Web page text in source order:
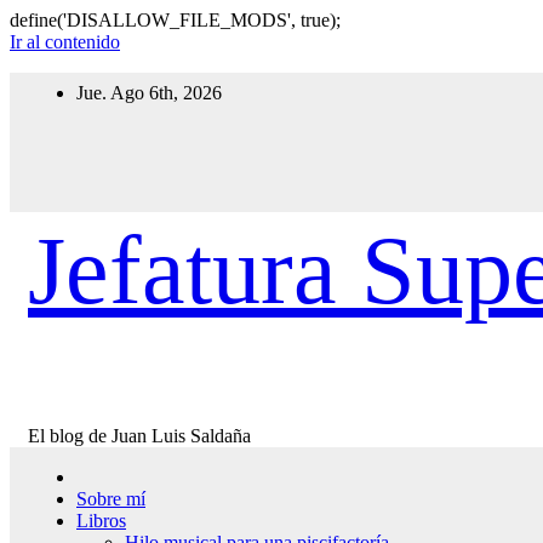
define('DISALLOW_FILE_MODS', true);
Ir al contenido
Jue. Ago 6th, 2026
Jefatura
El blog de Juan Luis Saldaña
Sobre mí
Libros